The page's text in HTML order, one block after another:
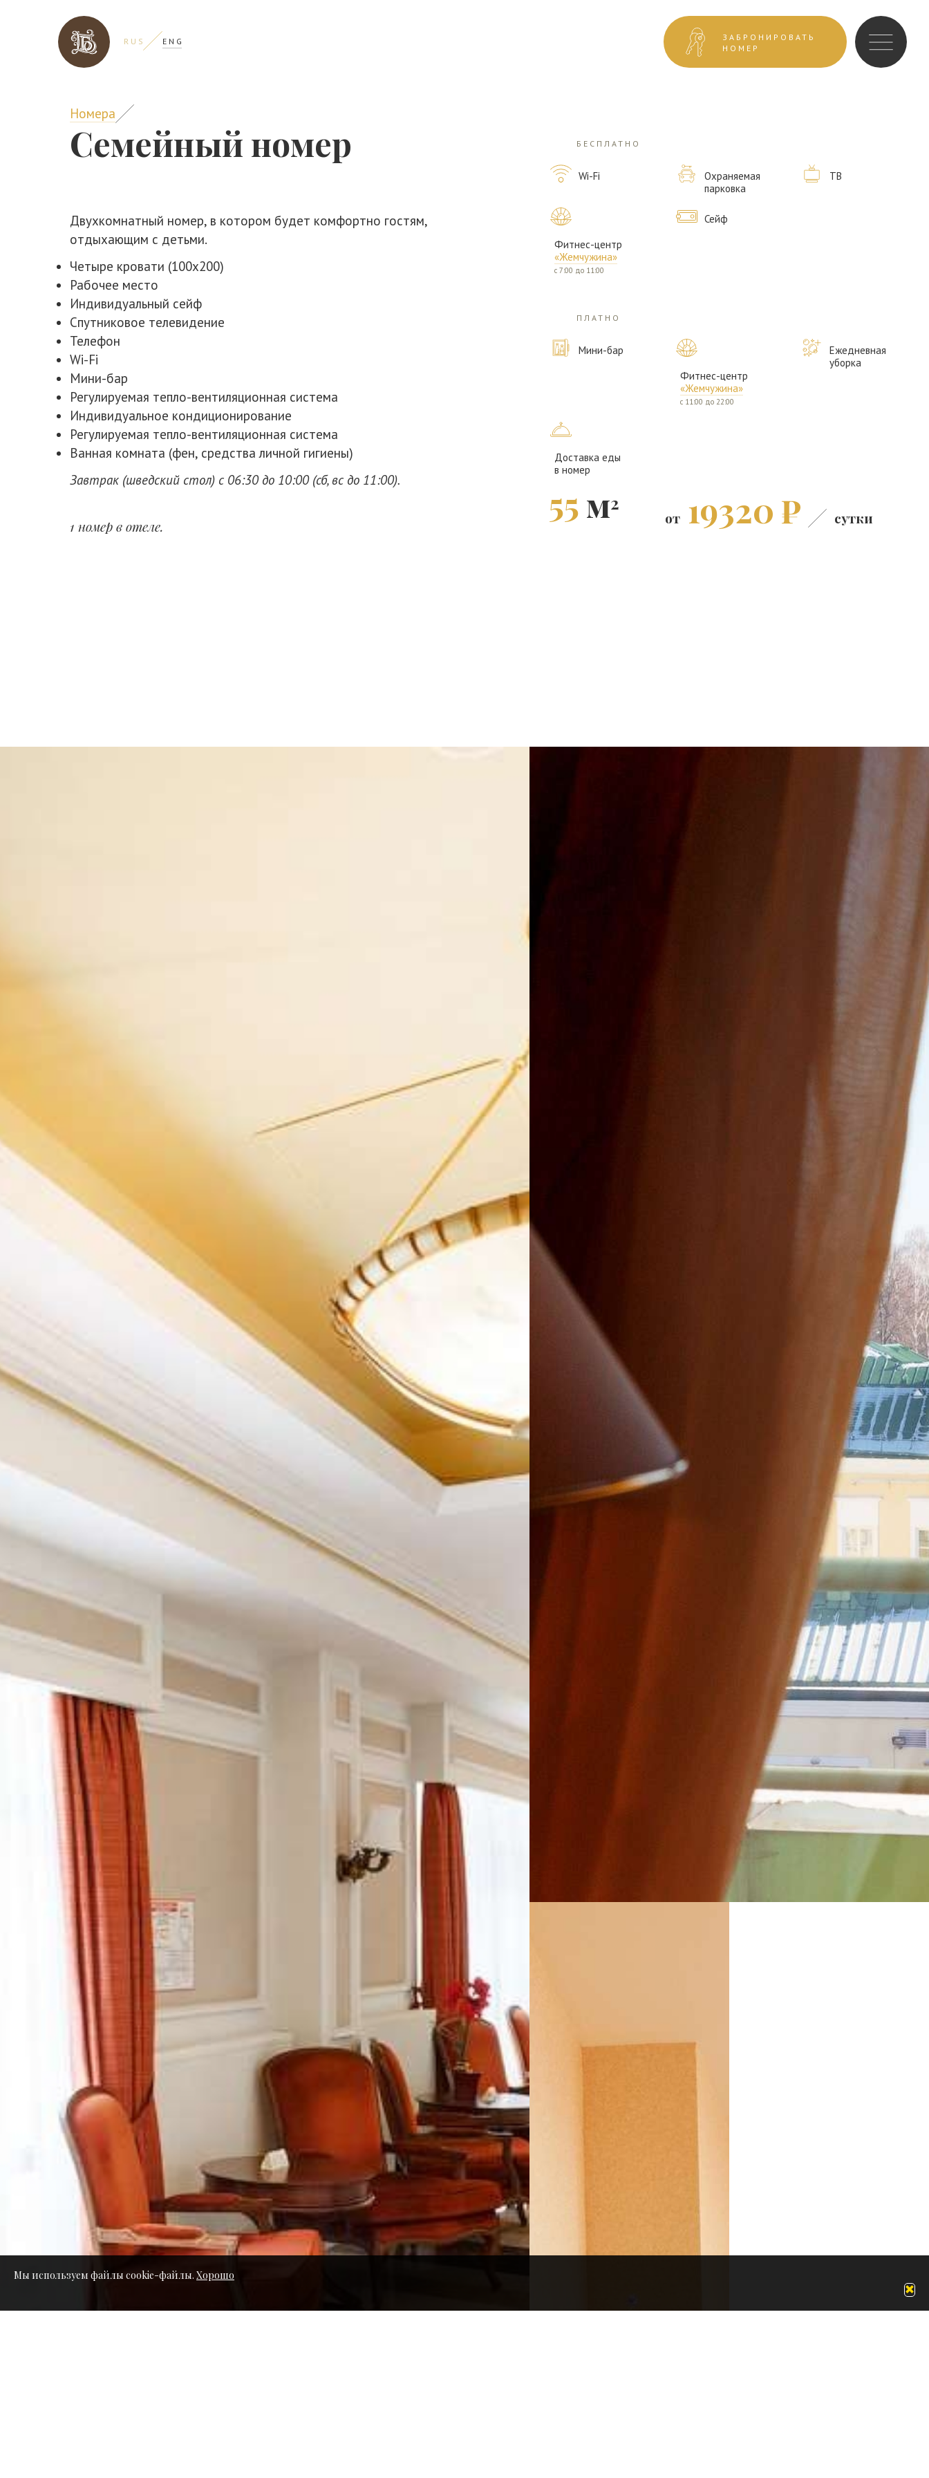
R U S E N G
ЗАБРОНИРОВАТЬ
НОМЕР
Номера
Семейный номер
Двухкомнатный номер, в котором будет комфортно гостям,
отдыхающим с детьми.
Четыре кровати (100х200)
Рабочее место
Индивидуальный сейф
Спутниковое телевидение
Телефон
Wi-Fi
Мини-бар
Регулируемая тепло-вентиляционная система
Индивидуальное кондиционирование
Регулируемая тепло-вентиляционная система
Ванная комната (фен, средства личной гигиены)
Завтрак (шведский стол) с 06:30 до 10:00 (сб, вс до 11:00).
1 номер в отеле.
БЕСПЛАТНО
Wi-Fi
Охраняемая
парковка
ТВ
Фитнес-центр
«Жемчужина»
с 7:00 до 11:00
Сейф
ПЛАТНО
Мини-бар
Фитнес-центр
«Жемчужина»
с 11:00 до 22:00
Ежедневная
уборка
Доставка еды
в номер
55м2
от 19320 сутки
Мы используем файлы cookie-файлы. Хорошо